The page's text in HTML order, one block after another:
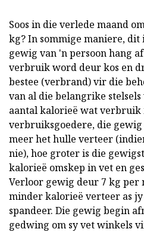
Soos in die verlede maand
kg? In sommige maniere, dit
gewig van 'n persoon hang
verbruik word deur kos en
bestee (verbrand) vir die
van al die belangrike
aantal kalorieë wat verbruik
verbruiksgoedere, die gewig
meer het hulle verteer
nie), hoe groter is die
kalorieë omskep in vet en
Verloor gewig deur 7 kg per
minder kalorieë verteer as
spandeer. Die gewig begin
gedwing om sy vet winkels